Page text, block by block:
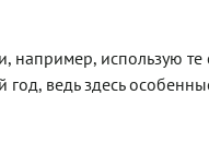
например, использую
ведь здесь